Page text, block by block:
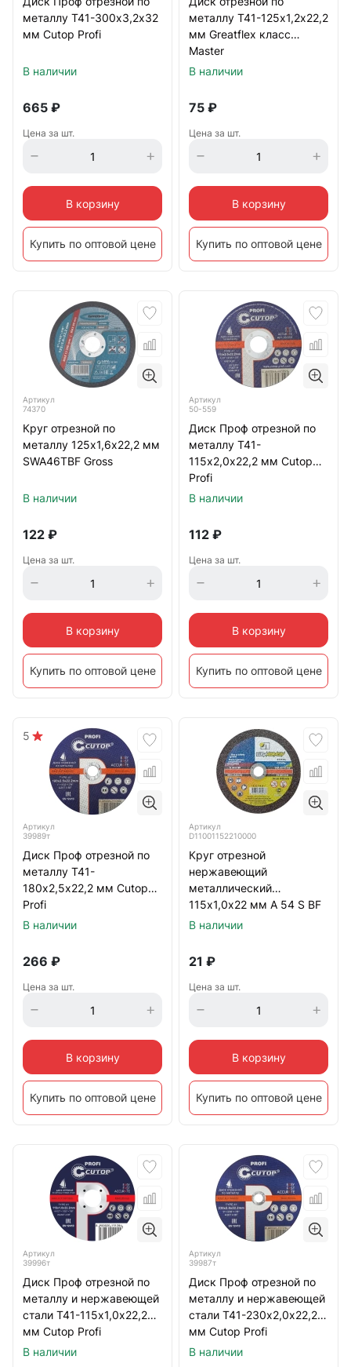
металлу Т41-300х3,2х32
мм Cutop Profi
В наличии
665 ₽
Цена за шт.
В корзину
Купить по оптовой цене
металлу Т41-125х1,2х22,2
мм Greatflex класс
Master
В наличии
75 ₽
Цена за шт.
В корзину
Купить по оптовой цене
Артикул
74370
Круг отрезной по
металлу 125х1,6х22,2 мм
SWA46TBF Gross
В наличии
122 ₽
Цена за шт.
В корзину
Купить по оптовой цене
Артикул
50-559
Диск Проф отрезной по
металлу Т41-
115х2,0х22,2 мм Cutop
Profi
В наличии
112 ₽
Цена за шт.
В корзину
Купить по оптовой цене
5
Артикул
39989т
Диск Проф отрезной по
металлу Т41-
180х2,5х22,2 мм Cutop
Profi
В наличии
266 ₽
Цена за шт.
В корзину
Купить по оптовой цене
Артикул
D11001152210000
Круг отрезной
нержавеющий
металлический
115х1,0х22 мм A 54 S BF
80 Луга
В наличии
21 ₽
Цена за шт.
В корзину
Купить по оптовой цене
Артикул
39996т
Диск Проф отрезной по
металлу и нержавеющей
стали Т41-115х1,0х22,2
мм Cutop Profi
В наличии
Артикул
39987т
Диск Проф отрезной по
металлу и нержавеющей
стали Т41-230х2,0х22,2
мм Cutop Profi
В наличии